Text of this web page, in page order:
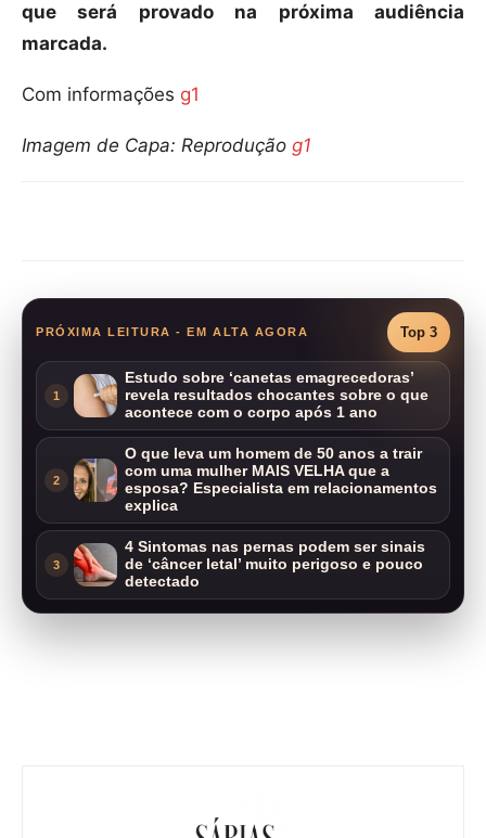
que será provado na próxima audiência
marcada.
Com informações g1
Imagem de Capa: Reprodução g1
PRÓXIMA LEITURA - EM ALTA AGORA Top 3
1
Estudo sobre ‘canetas emagrecedoras’
revela resultados chocantes sobre o que
acontece com o corpo após 1 ano
2
O que leva um homem de 50 anos a trair
com uma mulher MAIS VELHA que a
esposa? Especialista em relacionamentos
explica
3
4 Sintomas nas pernas podem ser sinais
de ‘câncer letal’ muito perigoso e pouco
detectado